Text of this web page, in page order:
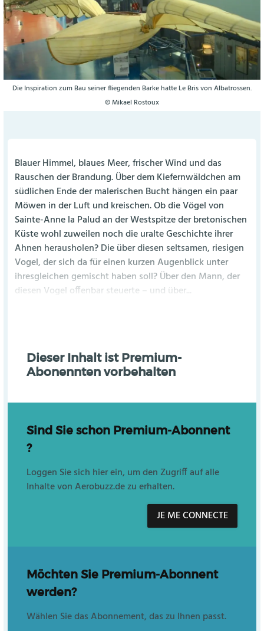
Die Inspiration zum Bau seiner fliegenden Barke hatte Le Bris von Albatrossen.
© Mikael Rostoux
Blauer Himmel, blaues Meer, frischer Wind und das
Rauschen der Brandung. Über dem Kiefernwäldchen am
südlichen Ende der malerischen Bucht hängen ein paar
Möwen in der Luft und kreischen. Ob die Vögel von
Sainte-Anne la Palud an der Westspitze der bretonischen
Küste wohl zuweilen noch die uralte Geschichte ihrer
Ahnen herausholen? Die über diesen seltsamen, riesigen
Vogel, der sich da für einen kurzen Augenblick unter
ihresgleichen gemischt haben soll? Über den Mann, der
diesen Vogel offenbar steuerte – und über...
Dieser Inhalt ist Premium-
Abonennten vorbehalten
Sind Sie schon Premium-Abonnent
?
Loggen Sie sich hier ein, um den Zugriff auf alle
Inhalte von Aerobuzz.de zu erhalten.
JE ME CONNECTE
Möchten Sie Premium-Abonnent
werden?
Wählen Sie das Abonnement, das zu Ihnen passt.